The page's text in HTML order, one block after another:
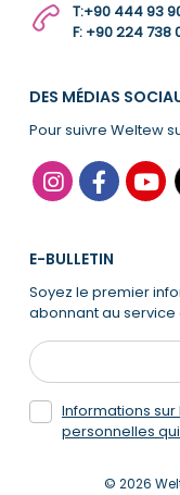
T:+90 444 93
F: +90 224 738
DES MÉDIAS
Pour suivre Weltew
E-BULLETIN
Soyez le premier
abonnant au
Informations
personnelles qui
© 2026